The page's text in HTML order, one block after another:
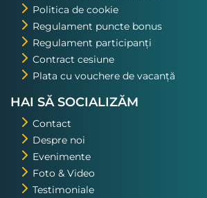
Politica de cookie
Regulament puncte bonus
Regulament participanți
Contract cesiune
Plata cu vouchere de vacanță
HAI SĂ SOCIALIZĂM
Contact
Despre noi
Evenimente
Foto & Video
Testimoniale